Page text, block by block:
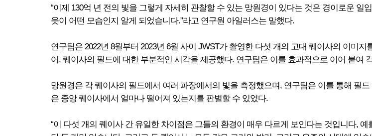
“이제 130억 년 전의 빛을 그렇게 자세히 관찰할 수 있는 망원경이 있다는 것은 경이로운
웃이 어떤 모습인지 알게 되었습니다.”라고 연구원 아일러스는 말했다.
연구팀은 2022년 8월부터 2023년 6월 사이 JWST가 촬영한 다섯 개의 고대 퀘이사의 이미
어, 퀘이사의 필드에 대한 부분적인 시각을 제공했다. 연구팀은 이를 효과적으로 이어 붙여
망원경은 각 퀘이사의 필드에서 여러 파장에서의 빛을 측정했으며, 연구팀은 이를 통해 필
은 중앙 퀘이사에서 얼마나 떨어져 있는지를 판별할 수 있었다.
“이 다섯 개의 퀘이사 간 유일한 차이점은 그들의 환경이 매우 다르게 보인다는 것입니다,